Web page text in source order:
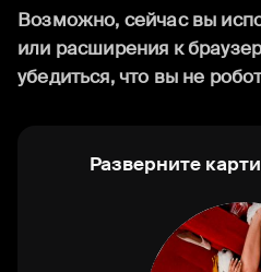
Возможно, сейчас вы
или расширения к
убедиться, что вы не
Разверните